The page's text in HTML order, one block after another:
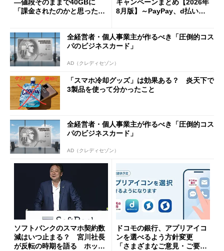
―値段そのままで40GBに
「課金されたのかと思った」
キャンペーンまとめ【2026年
8月版】～PayPay、d払い、a
全経営者・個人事業主が作るべき「圧倒的コス
パのビジネスカード」
AD（クレディセゾン）
「スマホ冷却グッズ」は効果ある？ 炎天下で
3製品を使って分かったこと
全経営者・個人事業主が作るべき「圧倒的コス
パのビジネスカード」
AD（クレディセゾン）
ソフトバンクのスマホ契約数
減はいつ止まる？ 宮川社長
が反転の時期を語る ホッピ
ドコモの銀行、アプリアイコ
ンを選べるよう方針変更
「さまざまなご意見・ご要望